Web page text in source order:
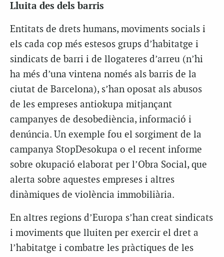
Lluita des dels barris
Entitats de drets humans, moviments socials i
els cada cop més estesos grups d’habitatge i
sindicats de barri i de llogateres d’arreu (n’hi
ha més d’una vintena només als barris de la
ciutat de Barcelona), s’han oposat als abusos
de les empreses antiokupa mitjançant
campanyes de desobediència, informació i
denúncia. Un exemple fou el sorgiment de la
campanya StopDesokupa o el recent informe
sobre okupació elaborat per l’Obra Social, que
alerta sobre aquestes empreses i altres
dinàmiques de violència immobiliària.
En altres regions d’Europa s’han creat sindicats
i moviments que lluiten per exercir el dret a
l’habitatge i combatre les pràctiques de les